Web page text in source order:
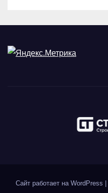
Сайт работает на WordPress